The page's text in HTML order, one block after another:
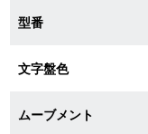
店舗受け取りサービス
店舗取り寄せサービス
型番
文字盤色
ムーブメント